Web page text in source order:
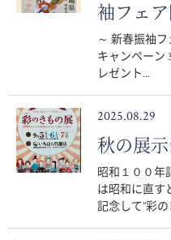
袖フェ
～ 新春振袖
キャンペーン
レゼント...
2025.08.29
秋の展
昭和１００年
は昭和に直す
記念して”彩の